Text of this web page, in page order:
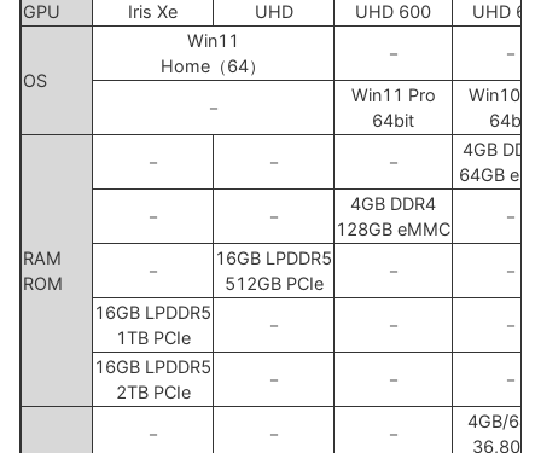
GPU
Iris Xe UHD UHD 600 UHD
OS
Win11
Home（64）
－ －
－
Win11 Pro
64bit
Win10
64bit
RAM
ROM
－ － －
4GB
64GB
－
－
4GB DDR4
128GB eMMC
－
－
16GB LPDDR5
512GB PCIe
－ －
16GB LPDDR5
1TB PCIe
－ － －
16GB LPDDR5
2TB PCIe
－ － －
－ － －
4GB/
36,800